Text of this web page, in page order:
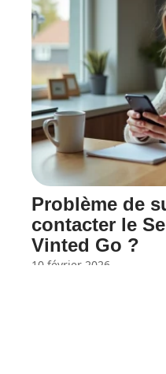
Problème de
contacter le
Vinted Go ?
10 février 2026